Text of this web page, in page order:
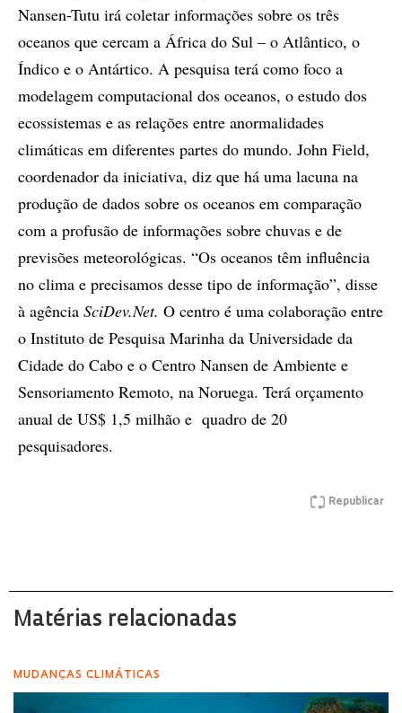
Nansen-Tutu irá coletar informações sobre os três
oceanos que cercam a África do Sul – o Atlântico, o
Índico e o Antártico. A pesquisa terá como foco a
modelagem computacional dos oceanos, o estudo dos
ecossistemas e as relações entre anormalidades
climáticas em diferentes partes do mundo. John Field,
coordenador da iniciativa, diz que há uma lacuna na
produção de dados sobre os oceanos em comparação
com a profusão de informações sobre chuvas e de
previsões meteorológicas. “Os oceanos têm influência
no clima e precisamos desse tipo de informação”, disse
à agência SciDev.Net. O centro é uma colaboração entre
o Instituto de Pesquisa Marinha da Universidade da
Cidade do Cabo e o Centro Nansen de Ambiente e
Sensoriamento Remoto, na Noruega. Terá orçamento
anual de US$ 1,5 milhão e quadro de 20
pesquisadores.
Republicar